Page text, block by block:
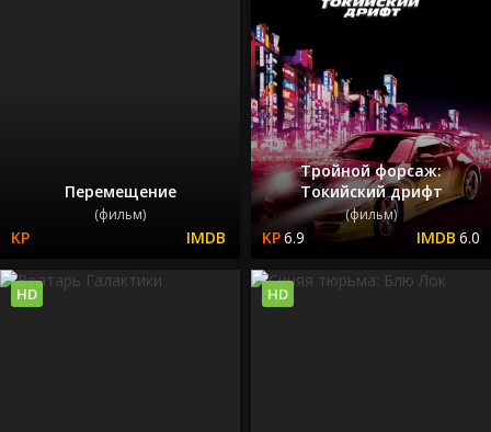
Перемещение
(фильм)
Тройной форсаж:
Токийский дрифт
(фильм)
6.9 6.0
HD HD